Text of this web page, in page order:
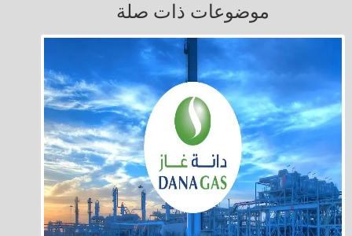
موضوعات ذات صلة